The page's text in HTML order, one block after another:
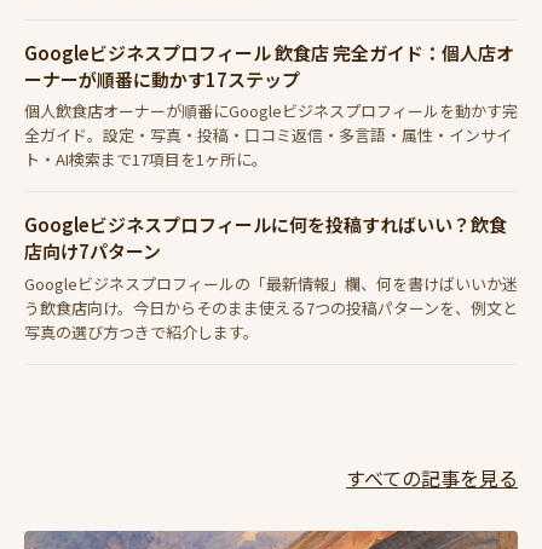
Googleビジネスプロフィール 飲食店 完全ガイド：個人店オ
ーナーが順番に動かす17ステップ
個人飲食店オーナーが順番にGoogleビジネスプロフィールを動かす完
全ガイド。設定・写真・投稿・口コミ返信・多言語・属性・インサイ
ト・AI検索まで17項目を1ヶ所に。
Googleビジネスプロフィールに何を投稿すればいい？飲食
店向け7パターン
Googleビジネスプロフィールの「最新情報」欄、何を書けばいいか迷
う飲食店向け。今日からそのまま使える7つの投稿パターンを、例文と
写真の選び方つきで紹介します。
すべての記事を見る